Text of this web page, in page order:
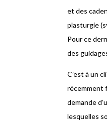
et des
plasturgie
Pour ce
des
C’est à un
récemment
demande
lesquelles